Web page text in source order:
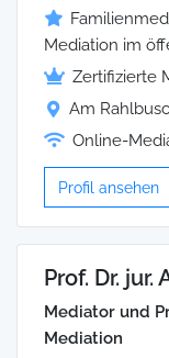
Mediation im
Zertifizierte
Am
Online-
Profil ansehen
Prof. Dr. jur.
Mediator und
Mediation